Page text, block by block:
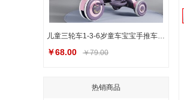
儿童三轮车1-3-6岁童车宝宝手推车小孩玩具自行车童车可坐脚踏车
￥68.00 ￥79.00
热销商品